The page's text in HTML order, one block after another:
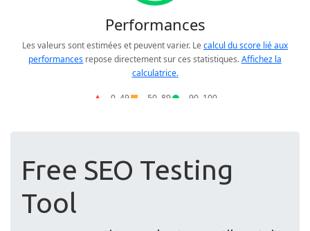
Free SEO Testing
Tool